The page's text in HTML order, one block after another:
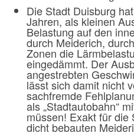
Die Stadt Duisburg
Jahren, als kleinen
Belastung auf den
durch Meiderich,
Zonen die
eingedämmt. Der
angestrebten
lässt sich damit nicht
sachfremde
als „Stadtautobahn“
müssen! Exakt für die
dicht bebauten